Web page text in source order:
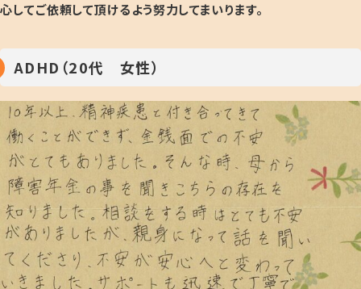
心してご依頼して頂けるよう努力してまいります。
ADHD（20代 女性）